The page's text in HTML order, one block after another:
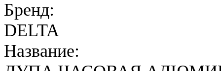
Бренд:
DELTA
Название: